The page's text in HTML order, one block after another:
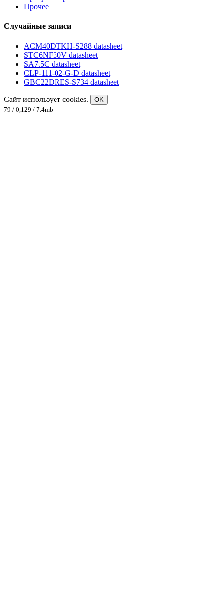
Прочее
Случайные записи
ACM40DTKH-S288 datasheet
STC6NF30V datasheet
SA7.5C datasheet
CLP-111-02-G-D datasheet
GBC22DRES-S734 datasheet
Сайт использует cookies.
OK
79 / 0,129 / 7.4mb